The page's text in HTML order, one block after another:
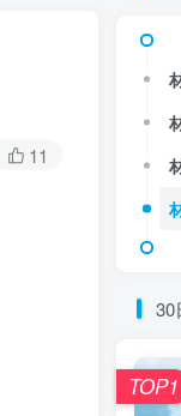
11
30
TOP1